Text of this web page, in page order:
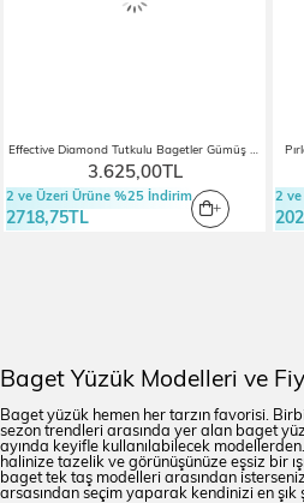
Effective Diamond Tutkulu Bagetler Gümüş Yüzük
3.625,00TL
2 ve Üzeri Ürüne %25 İndirim
2718,75TL
2
Baget Yüzük Modelleri ve
Baget yüzük hemen her tarzın favorisi.
sezon trendleri arasında yer alan baget
ayında keyifle kullanılabilecek
halinize tazelik ve görünüşünüze eşsiz bir
baget tek taş modelleri arasından
arsasından seçim yaparak kendinizi en